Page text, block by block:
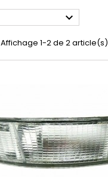

Affichage 1-2 de 2 article(s)